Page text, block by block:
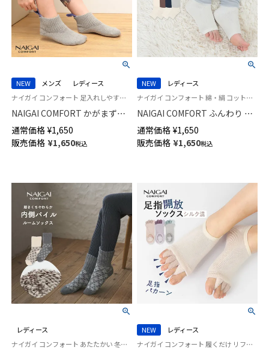
NEW メンズ
レディース
ナイガイ コンフォート 足入れしやすく ラクラク着脱 自立する靴下 着脱スムーズ
NAIGAI COMFORT かがまず履
ける ループ付き らくらく着脱
ルームソックス 足底ふわふわパ
イル レディース メンズ
通常価格 ¥1,650
販売価格 ¥1,650税込
NEW
レディース
ナイガイ コンフォート 綿・絹 コットン・シルク混 足首の冷えに 空調対策 トゥーレス ソックス
NAIGAI COMFORT ふんわり 肌
側シルク ナイトソックス オー
プントゥ トゥーレス ルームソ
ックス 日本製 レディース
通常価格 ¥1,650
販売価格 ¥1,650税込
レディース
ナイガイ コンフォート あたたかい 冬用 カバーソックス 婦人 室内用 靴下
NEW
レディース
ナイガイ コンフォート 履くだけ リフレッシュ！足指ストレッチ 靴下